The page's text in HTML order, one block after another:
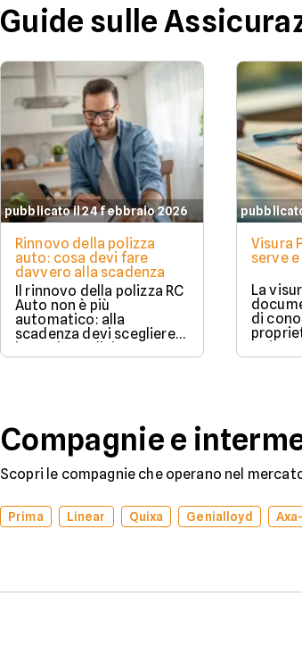
Guide sulle
pubblicato il 24 febbraio 2026
Rinnovo della polizza
auto: cosa devi fare
davvero alla scadenza
Il rinnovo della polizza RC
Auto non è più
automatico: alla
scadenza devi scegliere
in modo esplicito se
rinnovare con la stessa
Visura
serve
La
di
e
un
Compagnie e
Scopri le compagnie che operano nel
Prima Linear Quixa Genialloyd